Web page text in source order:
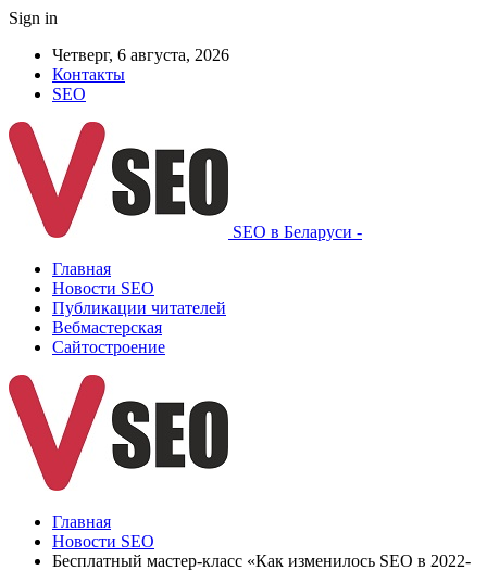
Sign in
Четверг, 6 августа, 2026
Контакты
SEO
SEO в Беларуси -
Главная
Новости SEO
Публикации читателей
Вебмастерская
Сайтостроение
Главная
Новости SEO
Бесплатный мастер-класс «Как изменилось SEO в 2022-